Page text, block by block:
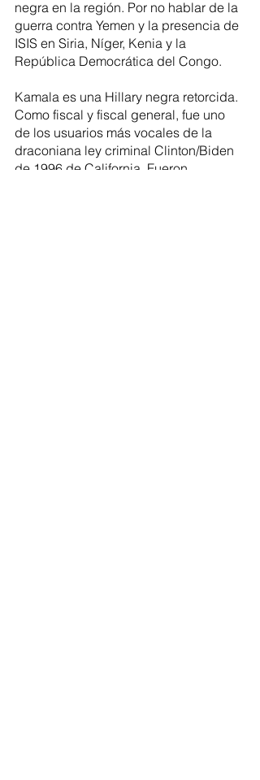
negra en la región. Por no hablar de la
guerra contra Yemen y la presencia de
ISIS en Siria, Níger, Kenia y la
República Democrática del Congo.
Kamala es una Hillary negra retorcida.
Como fiscal y fiscal general, fue uno
de los usuarios más vocales de la
draconiana ley criminal Clinton/Biden
de 1996 de California. Fueron